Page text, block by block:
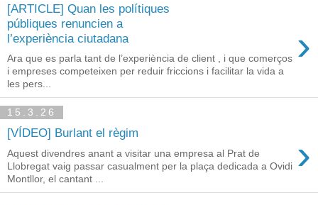
[ARTICLE] Quan les polítiques
públiques renuncien a
l’experiència ciutadana
›
Ara que es parla tant de l’experiència de client , i que comerços
i empreses competeixen per reduir friccions i facilitar la vida a
les pers...
15.3.26
[VÍDEO] Burlant el règim ›
Aquest divendres anant a visitar una empresa al Prat de
Llobregat vaig passar casualment per la plaça dedicada a Ovidi
Montllor, el cantant ...